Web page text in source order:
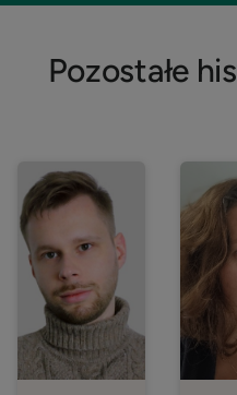
Pozostałe